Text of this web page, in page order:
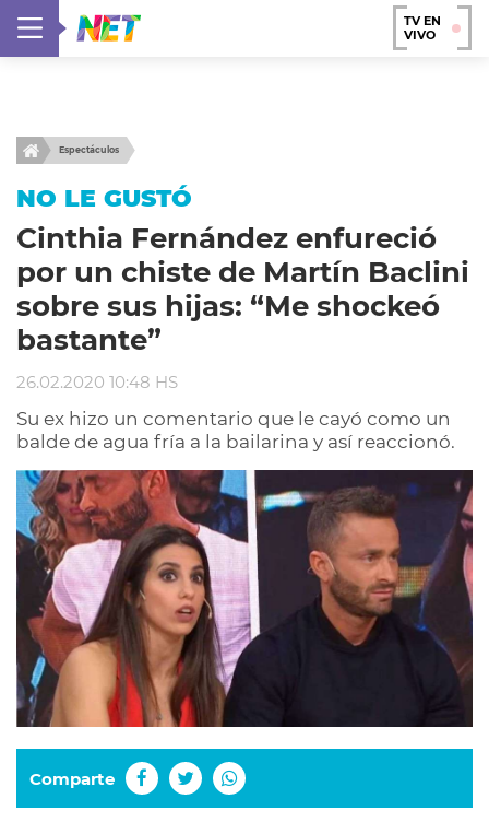
TV EN
VIVO
Espectáculos
NO LE GUSTÓ
Cinthia Fernández enfureció
por un chiste de Martín Baclini
sobre sus hijas: “Me shockeó
bastante”
26.02.2020 10:48 HS
Su ex hizo un comentario que le cayó como un
balde de agua fría a la bailarina y así reaccionó.
Comparte